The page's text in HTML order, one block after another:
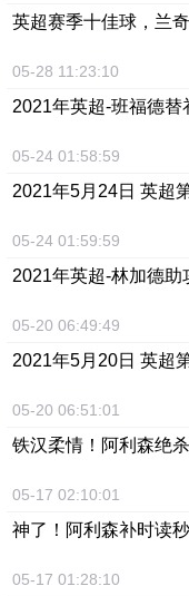
英超赛季十佳球，兰
05-28 11:23:10
2021年英超-班福德
05-24 01:58:59
2021年5月24日 英超
05-24 01:59:59
2021年英超-林加德
05-20 06:49:49
2021年5月20日 英超
05-20 06:51:01
铁汉柔情！阿利森绝
05-17 02:10:01
神了！阿利森补时读
05-17 01:28:10